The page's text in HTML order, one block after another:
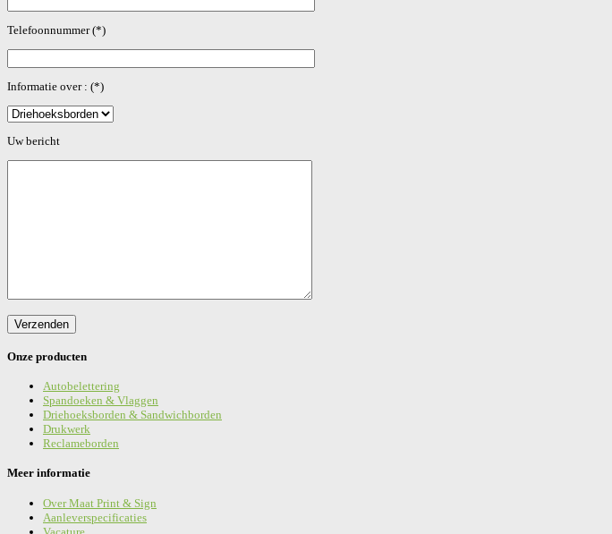
Telefoonnummer (*)
Informatie over : (*)
Gelieve dit veld leeg te laten.
Uw bericht
Onze producten
Autobelettering
Spandoeken & Vlaggen
Driehoeksborden & Sandwichborden
Drukwerk
Reclameborden
Meer informatie
Over Maat Print & Sign
Aanleverspecificaties
Vacature